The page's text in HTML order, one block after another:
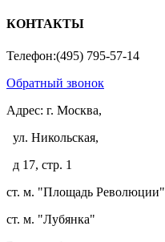
КОНТАКТЫ
Телефон:(495) 795-57-14
Обратный звонок
Адрес: г. Москва,
ул. Никольская,
д 17, стр. 1
ст. м. "Площадь Революции"
ст. м. "Лубянка"